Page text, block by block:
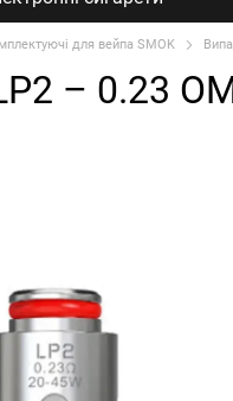
для вейпа SMOK
– 0.23